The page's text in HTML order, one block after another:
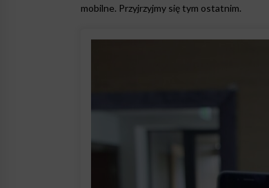
mobilne. Przyjrzyjmy się tym ostatnim.